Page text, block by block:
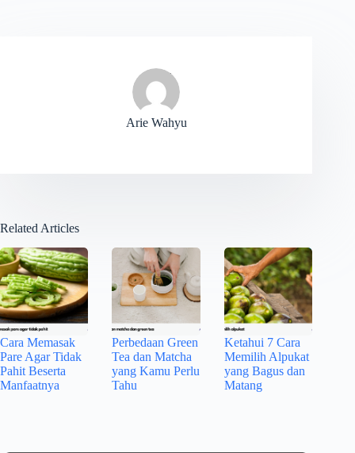
Arie Wahyu
Related Articles
Cara Memasak
Pare Agar Tidak
Pahit Beserta
Manfaatnya
Perbedaan Green
Tea dan Matcha
yang Kamu Perlu
Tahu
Ketahui 7 Cara
Memilih Alpukat
yang Bagus dan
Matang